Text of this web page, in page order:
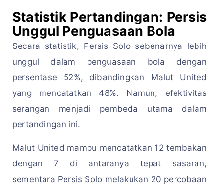
Statistik Pertandingan: Persis
Unggul Penguasaan Bola
Secara statistik, Persis Solo sebenarnya lebih
unggul dalam penguasaan bola dengan
persentase 52%, dibandingkan Malut United
yang mencatatkan 48%. Namun, efektivitas
serangan menjadi pembeda utama dalam
pertandingan ini.
Malut United mampu mencatatkan 12 tembakan
dengan 7 di antaranya tepat sasaran,
sementara Persis Solo melakukan 20 percobaan